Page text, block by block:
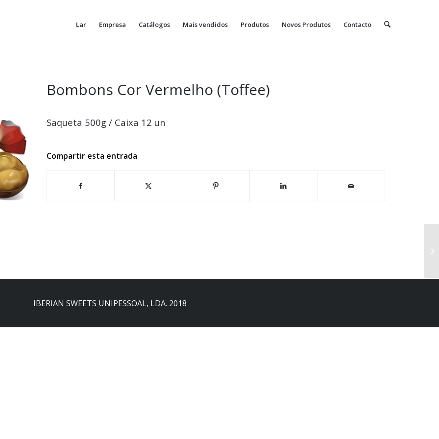
Lar Empresa Catálogos Mais vendidos Produtos Novos Produtos Contacto
Bombons Cor Vermelho (Toffee)
Saqueta 500g / Caixa 12 un
Compartir esta entrada
IBERIAN SWEETS UNIPESSOAL, LDA. 2018